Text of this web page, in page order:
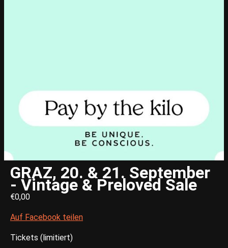
GRAZ, 20. & 21. September
- Vintage & Preloved Sale
€0,00
Auf Facebook teilen
Tickets (limitiert)